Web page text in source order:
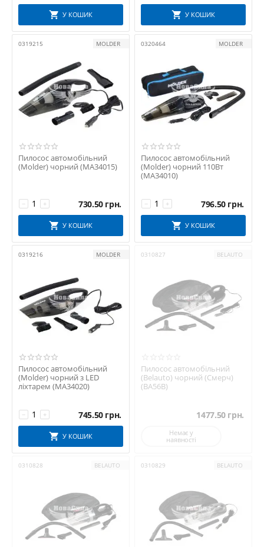
У КОШИК У КОШИК
0319215 MOLDER
Пилосос автомобільний
(Molder) чорний (MA34015)
+
− 730.50 грн.
У КОШИК
0320464 MOLDER
Пилосос автомобільний
(Molder) чорний 110Вт
(MA34010)
+
− 796.50 грн.
У КОШИК
0319216 MOLDER
Пилосос автомобільний
(Molder) чорний з LED
ліхтарем (MA34020)
+
− 745.50 грн.
У КОШИК
0310827 BELAUTO
Пилосос автомобільний
(Belauto) чорний (Смерч)
(BA56B)
1477.50 грн.
Немає у
наявності
0310828 BELAUTO 0310829 BELAUTO